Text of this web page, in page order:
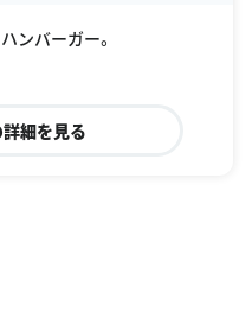
ンバーガー。
細を見る